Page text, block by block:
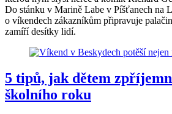
Do stánku v Marině Labe v Píšťanech na
o víkendech zákazníkům připravuje
zamíří desítky lidí.
5 tipů, jak dětem
školního roku